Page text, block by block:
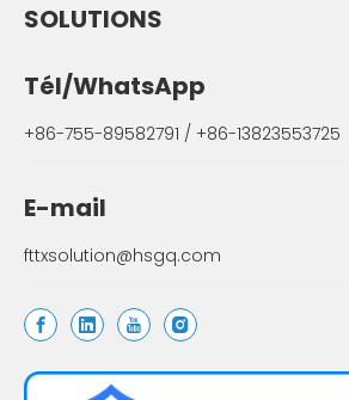
SOLUTIONS
Tél/WhatsApp
+86-755-89582791 / +86-13823553725
E-mail
fttxsolution@hsgq.com